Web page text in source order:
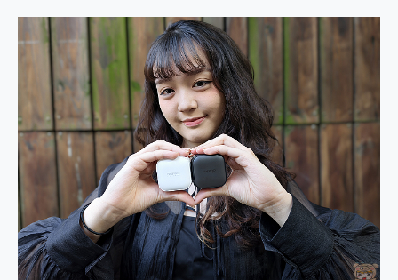
一鍵修復模糊影片、舊照的 AI 好幫手! VideoProc Converter AI 新版全解析 × 年末優惠，一篇全看懂
小朋友才做選擇 投影機 RGB藍牙音響 氛圍情境燈 我通通都要！ Starfish 2 幻彩膠囊投影機｜結合「 智慧投影 & 煥彩流動 」的沈浸式生活新體驗
外型超吸晴~ 給您絕佳操控體驗 GravaStar Mercury K1 系列 異星機械鍵盤與 Mercury X 系列 輕量無線電競滑鼠 開箱 評測
開箱~變身「蜘蛛人」椅子軍師！MSI MPG 491CQP QD-OLED 超寬曲面電競螢幕，多工辦公、爽度滿滿的終極桌面體驗
iPhone 17 系列 有認證的防護來囉！ imos 首家導入 UL MCV 行銷宣告驗證的手機配件品牌
DJI Osmo Pocket 3 爽爽帶回家 歡慶 EaseUS 21 週年到來，「Slogan 海報徵稿活動」好康大放送
小巧好吸不擋鏡頭 有Qi2認證的 ONPRO MagReact MXs2 5000mAh薄型磁吸無線急速行動電源 開箱 評測
會走動的冷暖氣 SONY REON POCKET PRO 穿戴式智慧冷暖調溫裝置 開箱 評測
寶可夢飛人外掛iToolab AnyGo全新升級，GO Fest 五折優惠嗨翻天！支援 iOS/Android！
百倍變焦實測~ vivo X200 Pro 與 S25 Ultra 誰能滿足全場景拍攝需求？
超好用的 PLAUD NotePin AI 智慧錄音膠囊~ 您的AI 秘書已上線 每月免費送你 300分鐘轉寫
COMPUTEX 2025 來囉！AGI亞奇雷 AI・Gaming・創作儲存方案登場，趕快來AGI亞奇雷挑戰任務抽 PS5！
自帶線的 有線無線都能充 ONPRO MagReact M5 10000mAh 5合1 磁吸無線急速行動電源 開箱 評測
飛利浦 JS7310 ⚡【電急便｜行動儲能救車電源】 可靠的旅行夥伴！帶給您優異的安全性與強大供電效能